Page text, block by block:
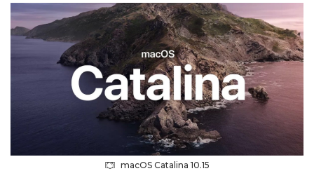
macOS Catalina 10.15